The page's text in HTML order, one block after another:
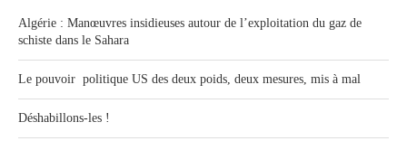
Algérie : Manœuvres insidieuses autour de l’exploitation du gaz de
schiste dans le Sahara
Le pouvoir politique US des deux poids, deux mesures, mis à mal
Déshabillons-les !